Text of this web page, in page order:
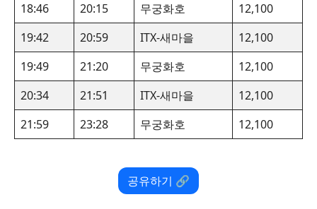
18:46
20:15 무궁화호
12,100
19:42
20:59 ITX-새마을
12,100
19:49
21:20 무궁화호
12,100
20:34
21:51 ITX-새마을
12,100
21:59
23:28 무궁화호 12,100
공유하기 🔗